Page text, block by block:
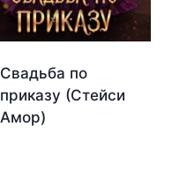
Свадьба по
приказу (Стейси
Амор)